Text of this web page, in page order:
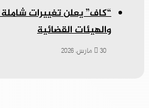
“كاف” يعلن تغييرات
والهيئات القضائية
30 مارس، 2026